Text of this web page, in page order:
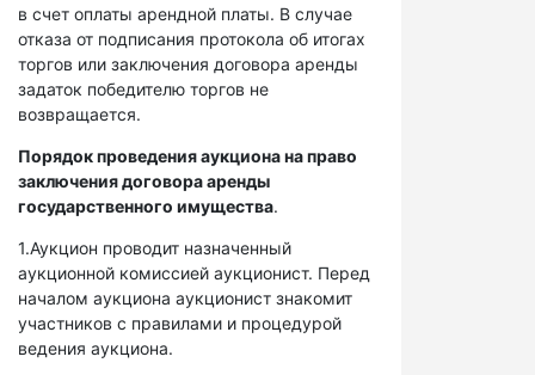
в счет оплаты арендной платы. В случае
отказа от подписания протокола об итогах
торгов или заключения договора аренды
задаток победителю торгов не
возвращается.
Порядок проведения аукциона на право
заключения договора аренды
государственного имущества.
1.Аукцион проводит назначенный
аукционной комиссией аукционист. Перед
началом аукциона аукционист знакомит
участников с правилами и процедурой
ведения аукциона.